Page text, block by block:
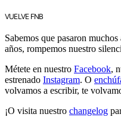
VUELVE FNB
Sabemos que pasaron muchos
años, rompemos nuestro
Métete en nuestro Facebook,
estrenado Instagram. O
volvamos a escribir, te
¡O visita nuestro changelog